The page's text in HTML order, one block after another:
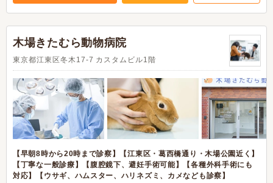
木場きたむら動物病院
東京都江東区冬木17-7 カスタムビル1階
【早朝8時から20時まで診察】【江東区・葛西橋通り・木場公園近く】
【丁寧な一般診療】【腹腔鏡下、避妊手術可能】【各種外科手術にも
対応】【ウサギ、ハムスター、ハリネズミ、カメなども診察】